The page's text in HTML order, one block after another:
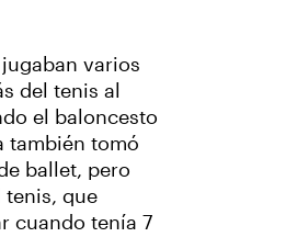
jugaban varios
del tenis al
el baloncesto
también tomó
ballet, pero
que
cuando tenía 7